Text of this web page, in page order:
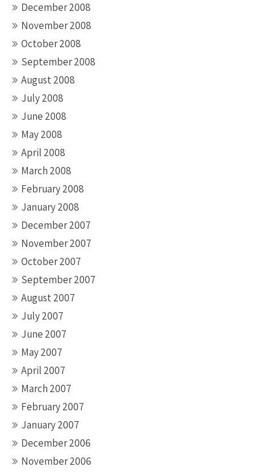
December 2008
November 2008
October 2008
September 2008
August 2008
July 2008
June 2008
May 2008
April 2008
March 2008
February 2008
January 2008
December 2007
November 2007
October 2007
September 2007
August 2007
July 2007
June 2007
May 2007
April 2007
March 2007
February 2007
January 2007
December 2006
November 2006